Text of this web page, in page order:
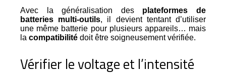
Avec la généralisation des plateformes de
batteries multi-outils, il devient tentant d’utiliser
une même batterie pour plusieurs appareils… mais
la compatibilité doit être soigneusement vérifiée.
Vérifier le voltage et l’intensité